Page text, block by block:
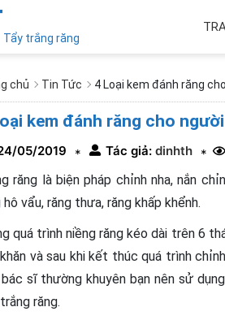
Tẩy trắng răng
chủ Tin Tức 4 Loại kem đánh răng
kem đánh răng cho
05/2019 * Tác giả: dinhth *
răng là biện pháp chỉnh nha, nắn
hô vẩu, răng thưa, răng khấp khểnh.
quá trình niềng răng kéo dài trên 6
và sau khi kết thúc quá trình
bác sĩ thường khuyên bạn nên sử
răng.